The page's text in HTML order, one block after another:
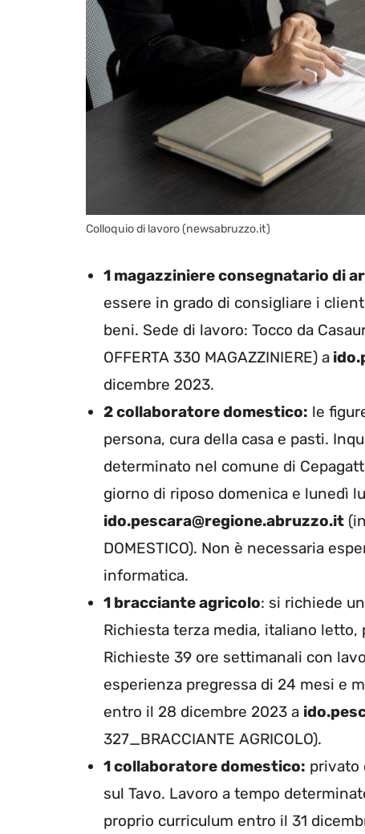
Colloquio di lavoro (newsabruzzo.it)
1 magazziniere consegnatario di
essere in grado di consigliare i
beni. Sede di lavoro: Tocco da
OFFERTA 330 MAGAZZINIERE) a
dicembre 2023.
2 collaboratore domestico: le
persona, cura della casa e pasti.
determinato nel comune di
giorno di riposo domenica e lunedì
ido.pescara@regione.abruzzo.it
DOMESTICO). Non è necessaria
informatica.
1 bracciante agricolo: si richiede
Richiesta terza media, italiano
Richieste 39 ore settimanali con
esperienza pregressa di 24 mesi e
entro il 28 dicembre 2023 a
327_BRACCIANTE AGRICOLO).
1 collaboratore domestico: privato
sul Tavo. Lavoro a tempo
proprio curriculum entro il 31